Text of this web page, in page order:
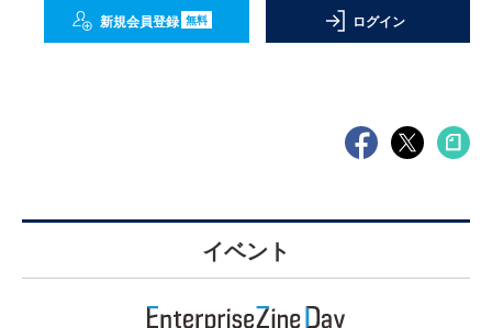
新規会員登録 無料 ログイン
イベント